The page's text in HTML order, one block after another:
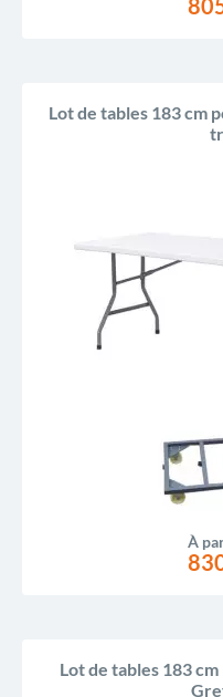
Lot de tables 183 cm
À
Lot de tables 183